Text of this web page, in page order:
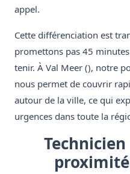
appel.
Cette différenciation est
promettons pas 45
tenir. À Val Meer (), notre
nous permet de couvrir
autour de la ville, ce qui
urgences dans toute la